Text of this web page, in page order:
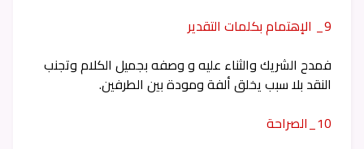
9_ الإهتمام بكلمات التقدير
فمدح الشريك والثناء عليه و وصفه بجميل الكلام وتجنب
النقد بلا سبب يخلق ألفة ومودة بين الطرفين.
10_الصراحة